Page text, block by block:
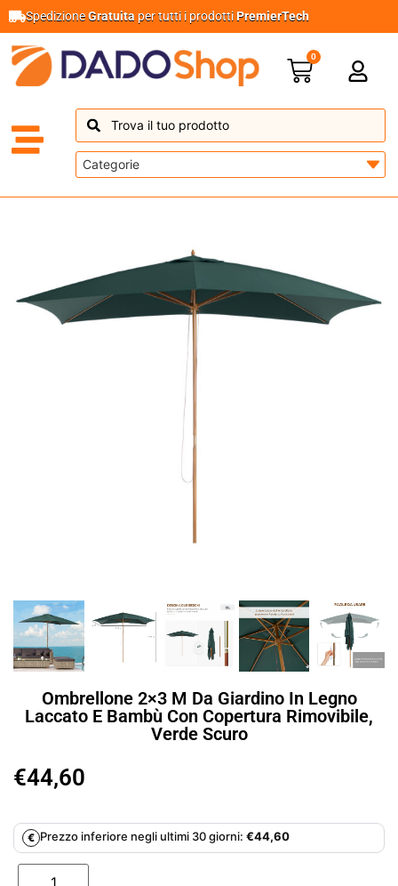
SpedizioneGratuita per tutti i prodottiPremierTech
0
Ombrellone 2×3 M Da Giardino In Legno
Laccato E Bambù Con Copertura Rimovibile,
Verde Scuro
€44,60
€ Prezzo inferiore negli ultimi 30 giorni: €44,60